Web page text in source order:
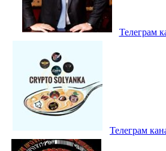
Телеграм
Телеграм